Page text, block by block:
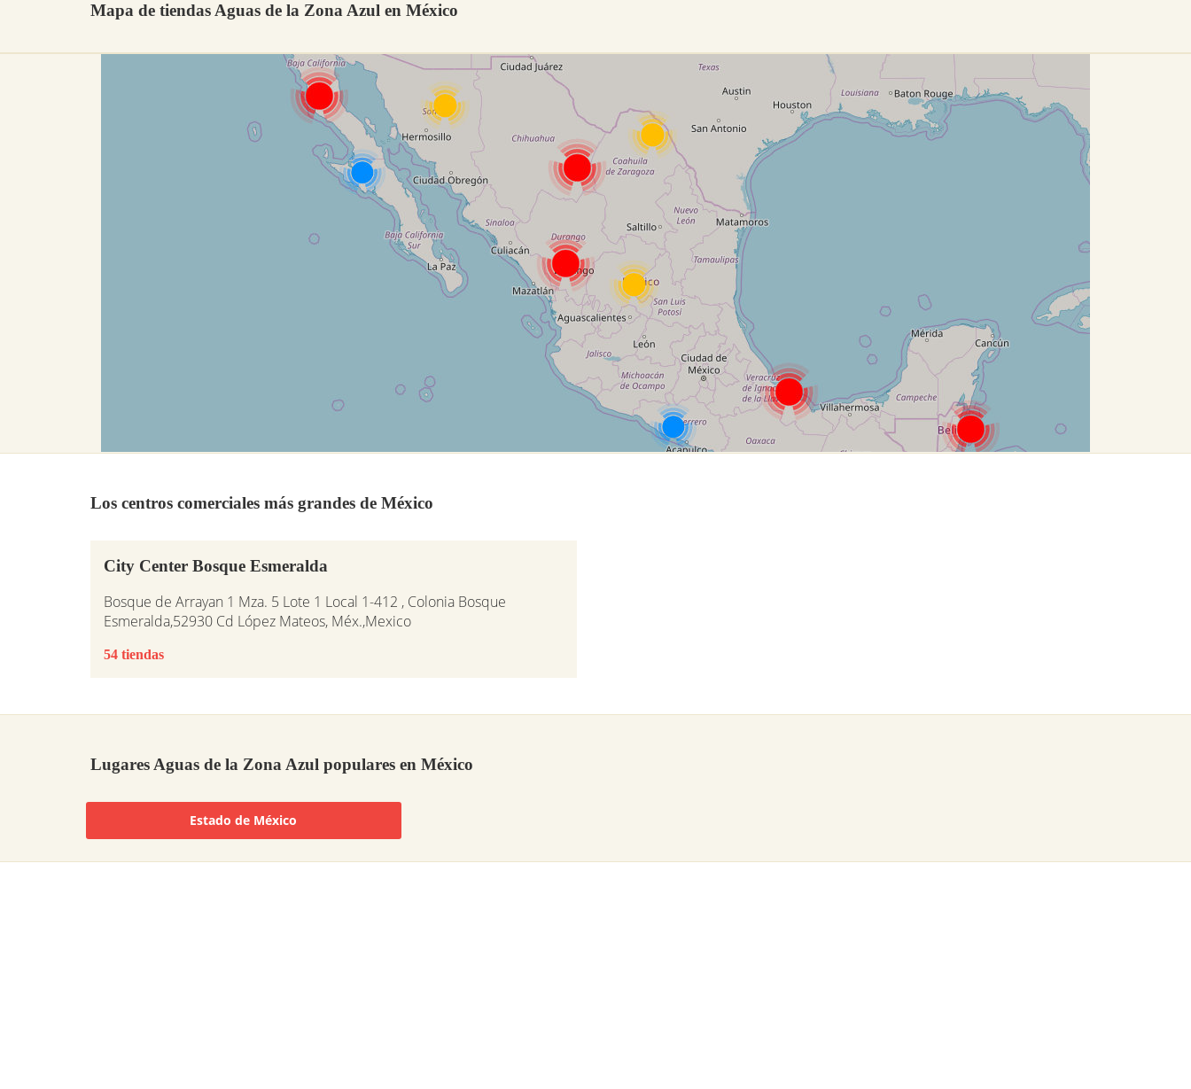
Mapa de tiendas Aguas de la Zona Azul en México
Los centros comerciales más grandes de México
City Center Bosque Esmeralda
Bosque de Arrayan 1 Mza. 5 Lote 1 Local 1-412 , Colonia Bosque
Esmeralda,52930 Cd López Mateos, Méx.,Mexico
54 tiendas
Lugares Aguas de la Zona Azul populares en México
Estado de México